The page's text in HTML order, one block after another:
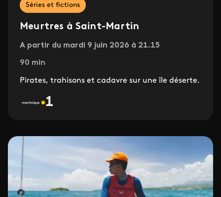
Séries et fictions
Meurtres à Saint-Martin
A partir du mardi 9 juin 2026 à 21.15
90 min
Pirates, trahisons et cadavre sur une île déserte.